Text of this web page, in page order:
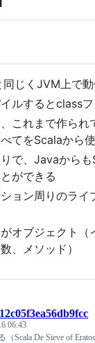
じくJVM上で動
ルするとclass
これまで作られ
べてをScalaから
で、Javaから
ができる
ョン周りのライ
オブジェクト（
、メソッド）
06:43
Scala De Sieve of